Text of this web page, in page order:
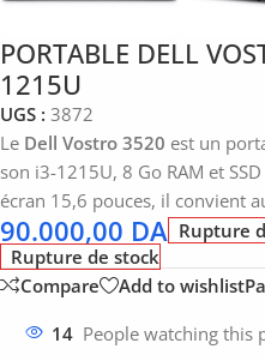
PORTABLE DELL
1215U
UGS : 3872
Le Dell Vostro 3520 est un
son i3-1215U, 8 Go RAM et
écran 15,6 pouces, il convient
90.000,00 DA Rupture
Rupture de stock
Compare
Add to wishlist
14 People watching this